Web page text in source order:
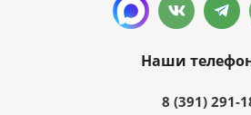
Наши
8 (391) 291-